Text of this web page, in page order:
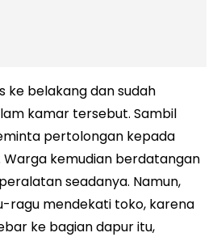
ke belakang dan sudah
kamar tersebut. Sambil
pertolongan kepada
Warga kemudian berdatangan
seadanya. Namun,
ragu mendekati toko, karena
ke bagian dapur itu,